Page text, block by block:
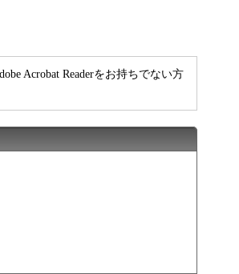
Acrobat Readerをお持ちでない方